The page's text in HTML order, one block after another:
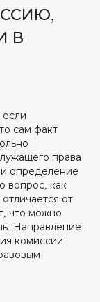
В
сам факт
права
определение
вопрос, как
от
что можно
Направление
комиссии